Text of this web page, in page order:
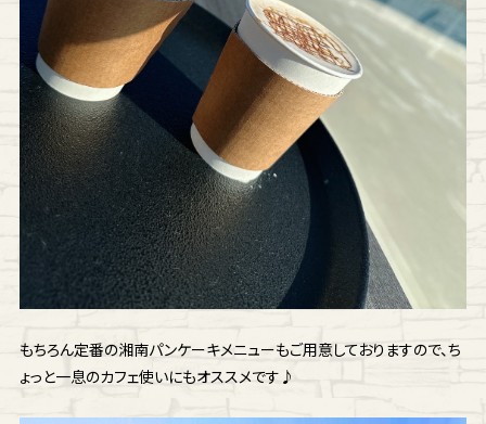
もちろん定番の湘南パンケーキメニューもご用意しておりますので、ち
ょっと一息のカフェ使いにもオススメです♪